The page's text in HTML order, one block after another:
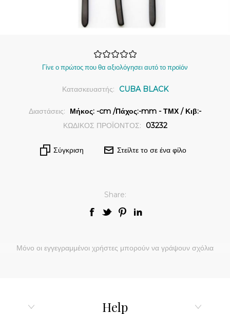
Γίνε ο πρώτος που θα αξιολόγησει αυτό το προϊόν
Κατασκευαστής: CUBA BLACK
Διαστάσεις:
Μήκος: -cm /Πάχος:-mm - ΤΜΧ / Κιβ:-
ΚΩΔΙΚΟΣ ΠΡΟΪΟΝΤΟΣ:
03232
Σύγκριση Στείλτε το σε ένα φίλο
Share:
Μόνο οι εγγεγραμμένοι χρήστες μπορούν να γράψουν σχόλια
Help